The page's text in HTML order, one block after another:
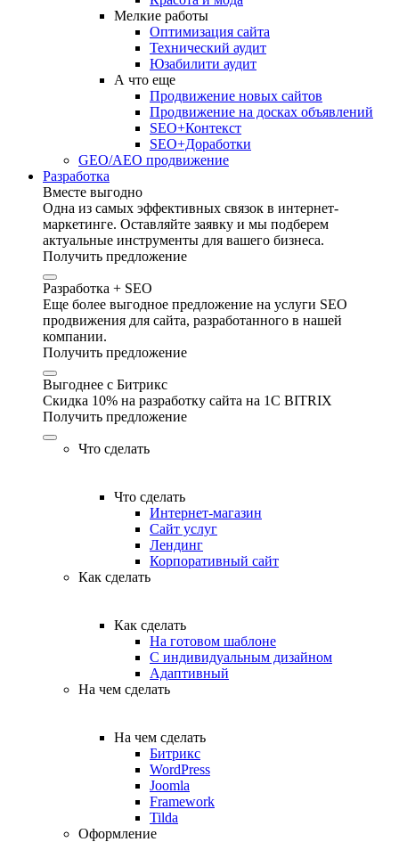
Мелкие работы
Оптимизация сайта
Технический аудит
Юзабилити аудит
А что еще
Продвижение новых сайтов
Продвижение на досках объявлений
SEO+Контекст
SEO+Доработки
GEO/AEO продвижение
Разработка
Вместе выгодно
Одна из самых эффективных связок в интернет-
маркетинге. Оставляйте заявку и мы подберем
актуальные инструменты для вашего бизнеса.
Получить предложение
Разработка + SEO
Еще более выгодное предложение на услуги SEO
продвижения для сайта, разработанного в нашей
компании.
Получить предложение
Выгоднее с Битрикс
Скидка 10% на разработку сайта на 1C BITRIX
Получить предложение
Что сделать
Что сделать
Интернет-магазин
Сайт услуг
Лендинг
Корпоративный сайт
Как сделать
Как сделать
На готовом шаблоне
С индивидуальным дизайном
Адаптивный
На чем сделать
На чем сделать
Битрикс
WordPress
Joomla
Framework
Tilda
Оформление